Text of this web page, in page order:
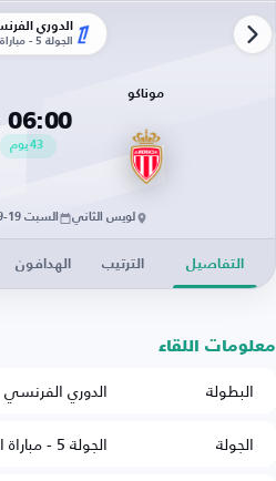
الدوري
الجولة 5 - مباراة الذهاب
موناكو
06:00 م
43يوم
لويس الثاني السبت 19-09-2026 · 06:00 م
التفاصيل الترتيب الهدافون
معلومات اللقاء
البطولة
الدوري الفرنسي
الجولة
الجولة 5 - مباراة الذهاب